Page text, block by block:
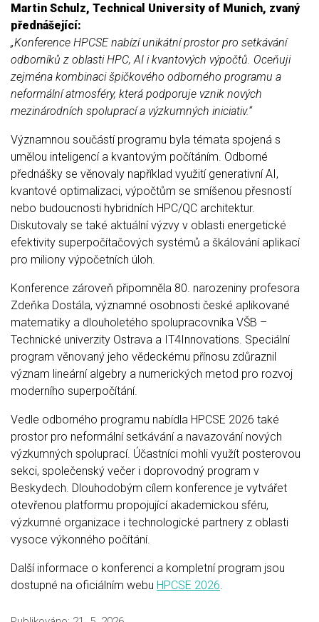
Martin Schulz, Technical University of Munich, zvaný
přednášející:
„Konference HPCSE nabízí unikátní prostor pro setkávání
odborníků z oblasti HPC, AI i kvantových výpočtů. Oceňuji
zejména kombinaci špičkového odborného programu a
neformální atmosféry, která podporuje vznik nových
mezinárodních spoluprací a výzkumných iniciativ.“
Významnou součástí programu byla témata spojená s
umělou inteligencí a kvantovým počítáním. Odborné
přednášky se věnovaly například využití generativní AI,
kvantové optimalizaci, výpočtům se smíšenou přesností
nebo budoucnosti hybridních HPC/QC architektur.
Diskutovaly se také aktuální výzvy v oblasti energetické
efektivity superpočítačových systémů a škálování aplikací
pro miliony výpočetních úloh.
Konference zároveň připomněla 80. narozeniny profesora
Zdeňka Dostála, významné osobnosti české aplikované
matematiky a dlouholetého spolupracovníka VŠB –
Technické univerzity Ostrava a IT4Innovations. Speciální
program věnovaný jeho vědeckému přínosu zdůraznil
význam lineární algebry a numerických metod pro rozvoj
moderního superpočítání.
Vedle odborného programu nabídla HPCSE 2026 také
prostor pro neformální setkávání a navazování nových
výzkumných spoluprací. Účastníci mohli využít posterovou
sekci, společenský večer i doprovodný program v
Beskydech. Dlouhodobým cílem konference je vytvářet
otevřenou platformu propojující akademickou sféru,
výzkumné organizace i technologické partnery z oblasti
vysoce výkonného počítání.
Další informace o konferenci a kompletní program jsou
dostupné na oficiálním webu HPCSE 2026